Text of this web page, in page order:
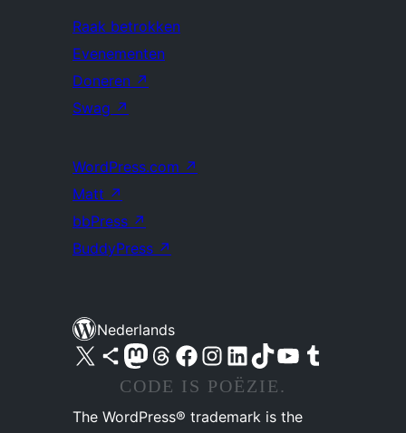
Raak betrokken
Evenementen
Doneren ↗
Swag ↗
WordPress.com ↗
Matt ↗
bbPress ↗
BuddyPress ↗
Nederlands
Bezoek ons X (voorheen Twitter) account
Bezoek ons Bluesky account
Bezoek ons Mastodon account
Bezoek ons Threads account
Onze Facebook pagina bezoeken
Bezoek ons Instagram account
Bezoek ons LinkedIn account
Bezoek ons TikTok account
Bezoek ons YouTube kanaalBezoek ons Tumblr account
CODE IS POËZIE.
The WordPress® trademark is the